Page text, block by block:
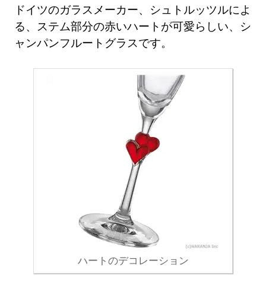
ドイツのガラスメーカー、シュトルッツルによ
る、ステム部分の赤いハートが可愛らしい、シ
ャンパンフルートグラスです。
ハートのデコレーション